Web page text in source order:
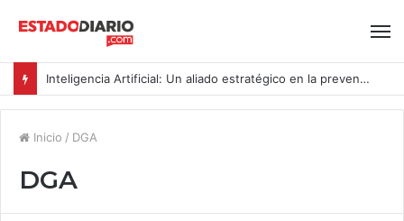
Inteligencia Artificial: Un aliado estratégico en la prevención del acoso y la violencia laboral bajo la Ley Karin
Inicio / DGA
DGA